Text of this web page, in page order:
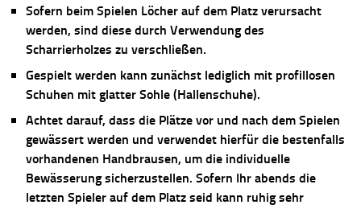
Sofern beim Spielen Löcher auf dem Platz verursacht
werden, sind diese durch Verwendung des
Scharrierholzes zu verschließen.
Gespielt werden kann zunächst lediglich mit profillosen
Schuhen mit glatter Sohle (Hallenschuhe).
Achtet darauf, dass die Plätze vor und nach dem Spielen
gewässert werden und verwendet hierfür die bestenfalls
vorhandenen Handbrausen, um die individuelle
Bewässerung sicherzustellen. Sofern Ihr abends die
letzten Spieler auf dem Platz seid kann ruhig sehr